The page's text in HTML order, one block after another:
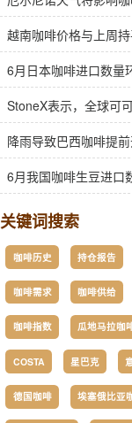
越南咖啡价格与上周
6月日本咖啡进口数量
6月我国咖啡生豆进口
关键词搜索
咖啡历史 持仓报告
咖啡需求 咖啡供给
咖啡指数 瓜地马拉咖
COSTA 星巴克
德国咖啡 埃塞俄比亚